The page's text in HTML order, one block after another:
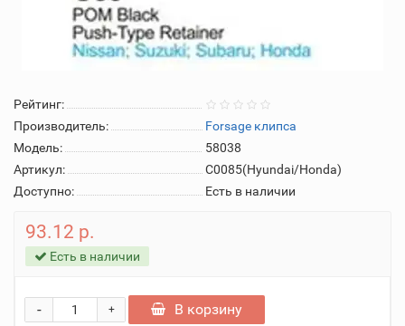
Рейтинг:
Производитель:
Forsage клипса
Модель:
58038
Артикул:
C0085(Hyundai/Honda)
Доступно:
Есть в наличии
93.12 р.
Есть в наличии
+
- В корзину